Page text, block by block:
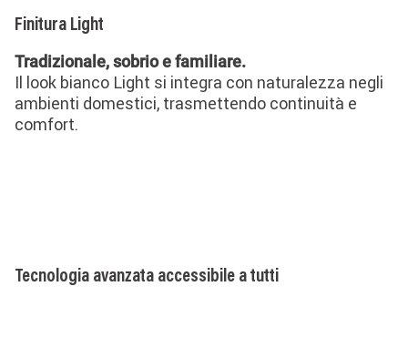
Finitura Light
Tradizionale, sobrio e familiare.
Il look bianco Light si integra con naturalezza negli
ambienti domestici, trasmettendo continuità e
comfort.
Tecnologia avanzata accessibile a tutti